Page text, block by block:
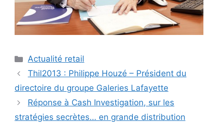
Catégories
Actualité retail
Thil2013 : Philippe Houzé – Président du
directoire du groupe Galeries Lafayette
Réponse à Cash Investigation, sur les
stratégies secrètes… en grande distribution